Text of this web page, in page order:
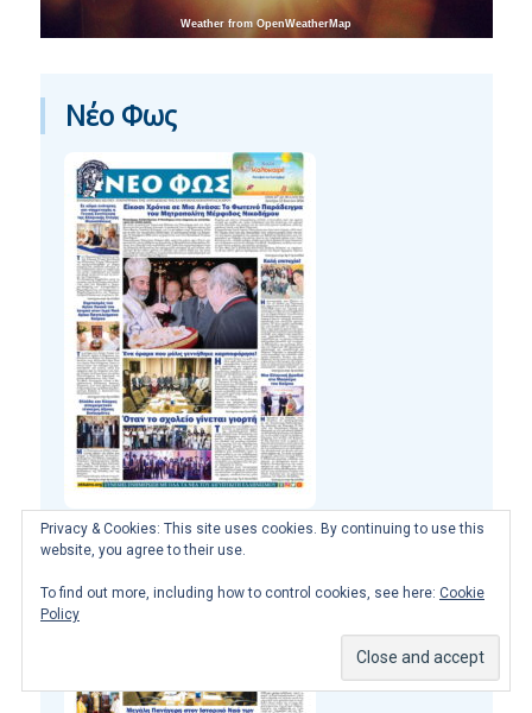
Weather from OpenWeatherMap
Νέο Φως
Privacy & Cookies: This site uses cookies. By continuing to use this
website, you agree to their use.
To find out more, including how to control cookies, see here: Cookie
Policy